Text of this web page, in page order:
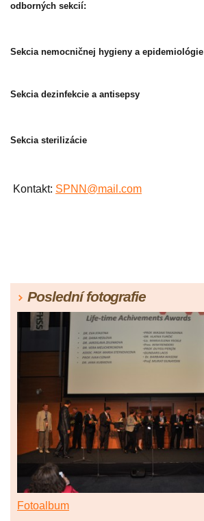
odborných sekcií:
Sekcia nemocničnej hygieny a epidemiológie
Sekcia dezinfekcie a antisepsy
Sekcia sterilizácie
Kontakt: SPNN@mail.com
Poslední fotografie
Fotoalbum